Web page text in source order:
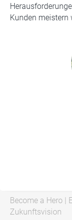
Kunden meistern
Become a Hero |
Zukunftsvision